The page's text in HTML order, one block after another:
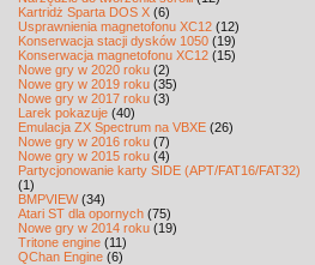
Kartridż Sparta DOS X (6)
Usprawnienia magnetofonu XC12 (12)
Konserwacja stacji dysków 1050 (19)
Konserwacja magnetofonu XC12 (15)
Nowe gry w 2020 roku (2)
Nowe gry w 2019 roku (35)
Nowe gry w 2017 roku (3)
Larek pokazuje (40)
Emulacja ZX Spectrum na VBXE (26)
Nowe gry w 2016 roku (7)
Nowe gry w 2015 roku (4)
Partycjonowanie karty SIDE (APT/FAT16/FAT32)
(1)
BMPVIEW(34)
Atari ST dla opornych (75)
Nowe gry w 2014 roku (19)
Tritone engine (11)
QChan Engine (6)